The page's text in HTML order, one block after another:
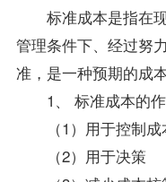
标准成本是指在现
管理条件下、经过努
准，是一种预期的成本
1、 标准成本的作
（1）用于控制成
（2）用于决策